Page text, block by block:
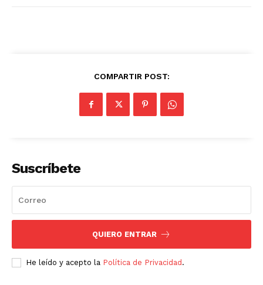
COMPARTIR POST:
Suscríbete
QUIERO ENTRAR
He leído y acepto la Política de Privacidad .